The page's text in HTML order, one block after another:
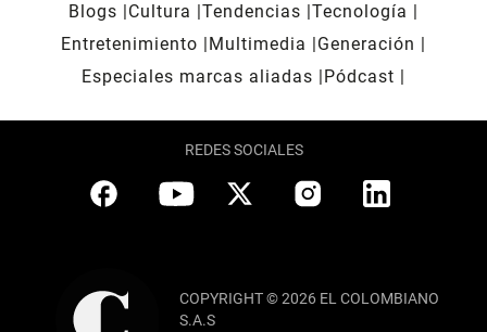
Blogs
Cultura Tendencias Tecnología
Entretenimiento
Multimedia
Generación
Especiales marcas aliadas
Pódcast
REDES SOCIALES
COPYRIGHT © 2026 EL COLOMBIANO
S.A.S